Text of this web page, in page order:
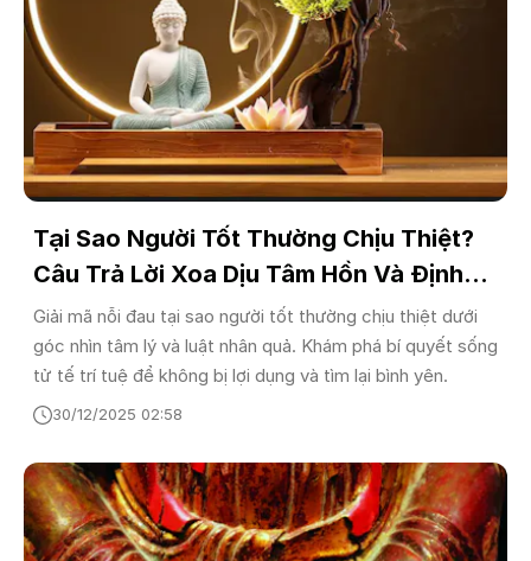
Tại Sao Người Tốt Thường Chịu Thiệt?
Câu Trả Lời Xoa Dịu Tâm Hồn Và Định
Hướng Sống Hạnh Phúc
Giải mã nỗi đau tại sao người tốt thường chịu thiệt dưới
góc nhìn tâm lý và luật nhân quả. Khám phá bí quyết sống
tử tế trí tuệ để không bị lợi dụng và tìm lại bình yên.
30/12/2025 02:58